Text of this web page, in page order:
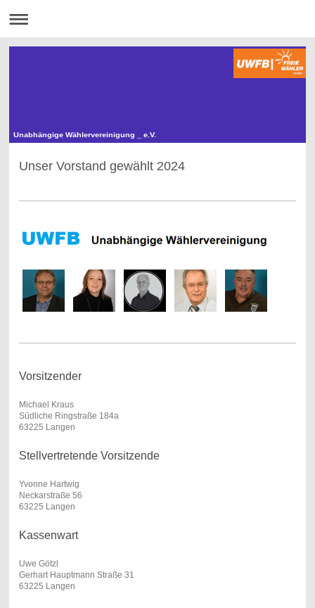
Unabhängige Wählervereinigung _ e.V.
Unser Vorstand gewählt 2024
Vorsitzender
Michael Kraus
Südliche Ringstraße 184a
63225 Langen
Stellvertretende Vorsitzende
Yvonne Hartwig
Neckarstraße 56
63225 Langen
Kassenwart
Uwe Götzl
Gerhart Hauptmann Straße 31
63225 Langen